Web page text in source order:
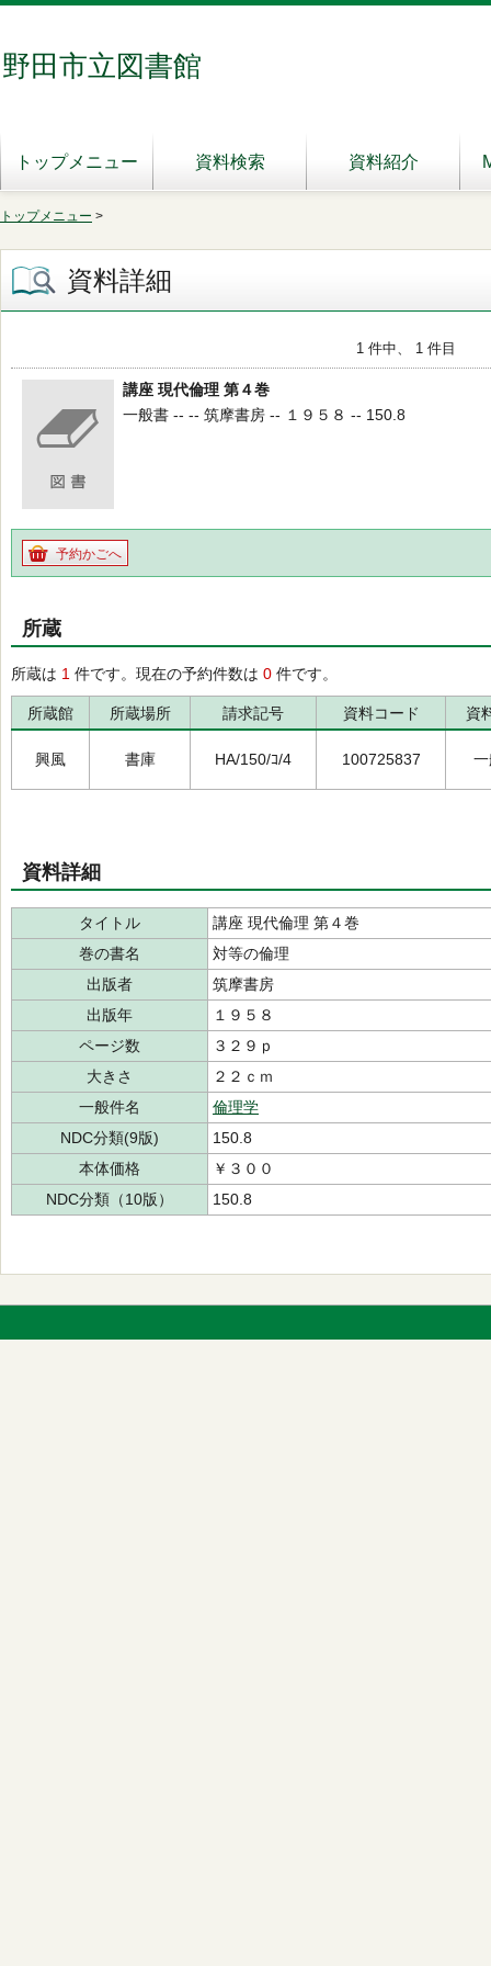
野田市立図書館
トップメニュー 資料検索 資料紹介
トップメニュー >
資料詳細
1 件中、 1 件目
講座 現代倫理 第４巻
一般書 -- -- 筑摩書房 -- １９５８ -- 150.8
予約かごへ
所蔵
所蔵は 1 件です。現在の予約件数は 0 件です。
所蔵館 所蔵場所 請求記号 資料コード 資
興風 書庫 HA/150/ｺ/4 100725837
資料詳細
タイトル
講座 現代倫理 第４巻
巻の書名
対等の倫理
出版者
筑摩書房
出版年
１９５８
ページ数
３２９ｐ
大きさ
２２ｃｍ
一般件名
倫理学
NDC分類(9版)
150.8
本体価格
￥３００
NDC分類（10版）
150.8